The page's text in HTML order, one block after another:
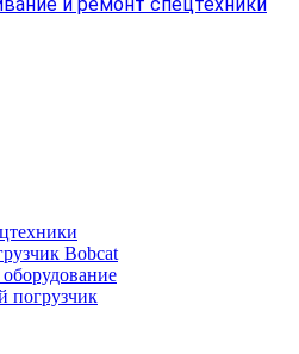
Bobcat
погрузчик